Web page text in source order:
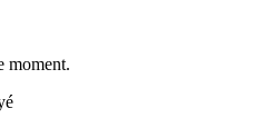
moment.